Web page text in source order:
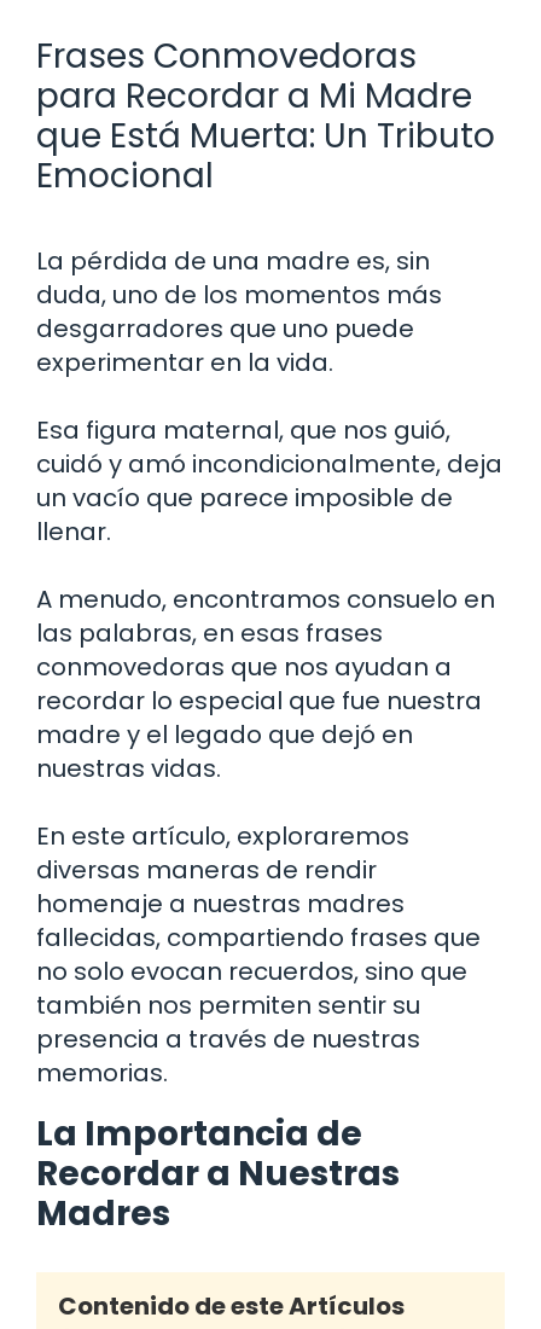
Frases Conmovedoras
para Recordar a Mi Madre
que Está Muerta: Un Tributo
Emocional
La pérdida de una madre es, sin
duda, uno de los momentos más
desgarradores que uno puede
experimentar en la vida.
Esa figura maternal, que nos guió,
cuidó y amó incondicionalmente, deja
un vacío que parece imposible de
llenar.
A menudo, encontramos consuelo en
las palabras, en esas frases
conmovedoras que nos ayudan a
recordar lo especial que fue nuestra
madre y el legado que dejó en
nuestras vidas.
En este artículo, exploraremos
diversas maneras de rendir
homenaje a nuestras madres
fallecidas, compartiendo frases que
no solo evocan recuerdos, sino que
también nos permiten sentir su
presencia a través de nuestras
memorias.
La Importancia de
Recordar a Nuestras
Madres
Contenido de este Artículos